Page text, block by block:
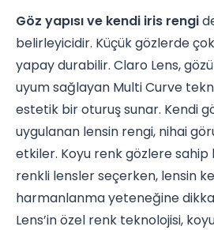
Göz yapısı ve kendi iris rengi
belirleyicidir. Küçük gözlerde
yapay durabilir. Claro Lens,
uyum sağlayan Multi Curve
estetik bir oturuş sunar. Kendi
uygulanan lensin rengi, nihai
etkiler. Koyu renk gözlere sahip
renkli lensler seçerken, lensin
harmanlanma yeteneğine
Lens’in özel renk teknolojisi,